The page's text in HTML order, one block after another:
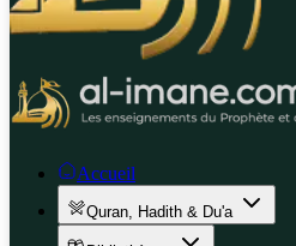
Accueil
Quran, Hadith & Du'a